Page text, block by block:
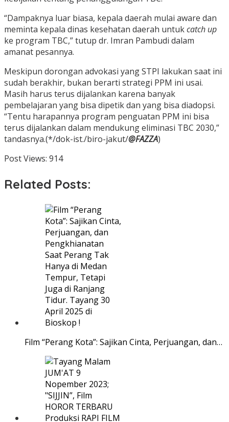
“Dampaknya luar biasa, kepala daerah mulai aware dan
meminta kepala dinas kesehatan daerah untukcatch up
ke program TBC,” tutup dr. Imran Pambudi dalam
amanat pesannya.
Meskipun dorongan advokasi yang STPI lakukan saat ini
sudah berakhir, bukan berarti strategi PPM ini usai.
Masih harus terus dijalankan karena banyak
pembelajaran yang bisa dipetik dan yang bisa diadopsi.
“Tentu harapannya program penguatan PPM ini bisa
terus dijalankan dalam mendukung eliminasi TBC 2030,”
tandasnya.(*/dok-ist./biro-jakut/@FAZZA)
Post Views: 914
Related Posts:
Film “Perang Kota”: Sajikan Cinta, Perjuangan, dan…